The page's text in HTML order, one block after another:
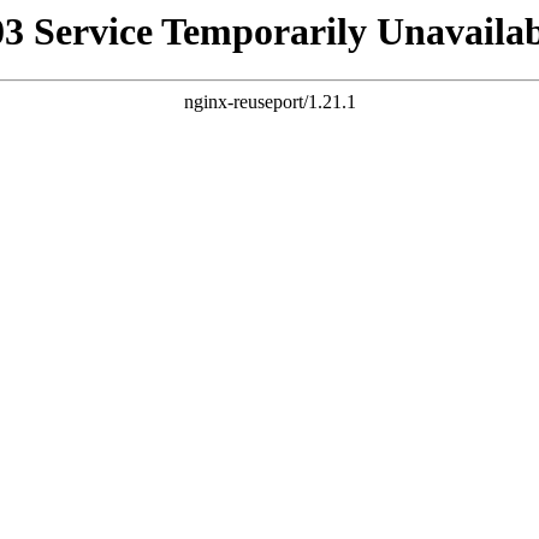
Service Temporarily
nginx-reuseport/1.21.1